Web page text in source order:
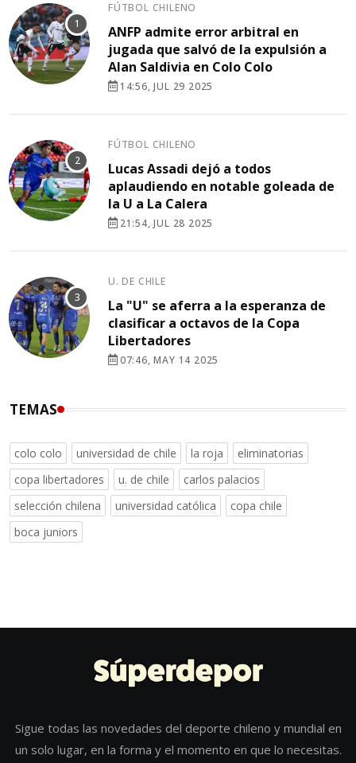
FÚTBOL CHILENO
ANFP admite error arbitral en
jugada que salvó de la expulsión a
Alan Saldivia en Colo Colo
14:56, JUL 29 2025
FÚTBOL CHILENO
Lucas Assadi dejó a todos
aplaudiendo en notable goleada de
la U a La Calera
21:54, JUL 28 2025
U. DE CHILE
La "U" se aferra a la esperanza de
clasificar a octavos de la Copa
Libertadores
07:46, MAY 14 2025
TEMAS
colo colo universidad de chile la roja
eliminatorias
copa libertadores
u. de chile
carlos palacios
selección chilena
universidad católica
copa chile
boca juniors
Sigue todas las novedades del deporte chileno y mundial en
un solo lugar, en la forma y el momento en que lo necesitas.